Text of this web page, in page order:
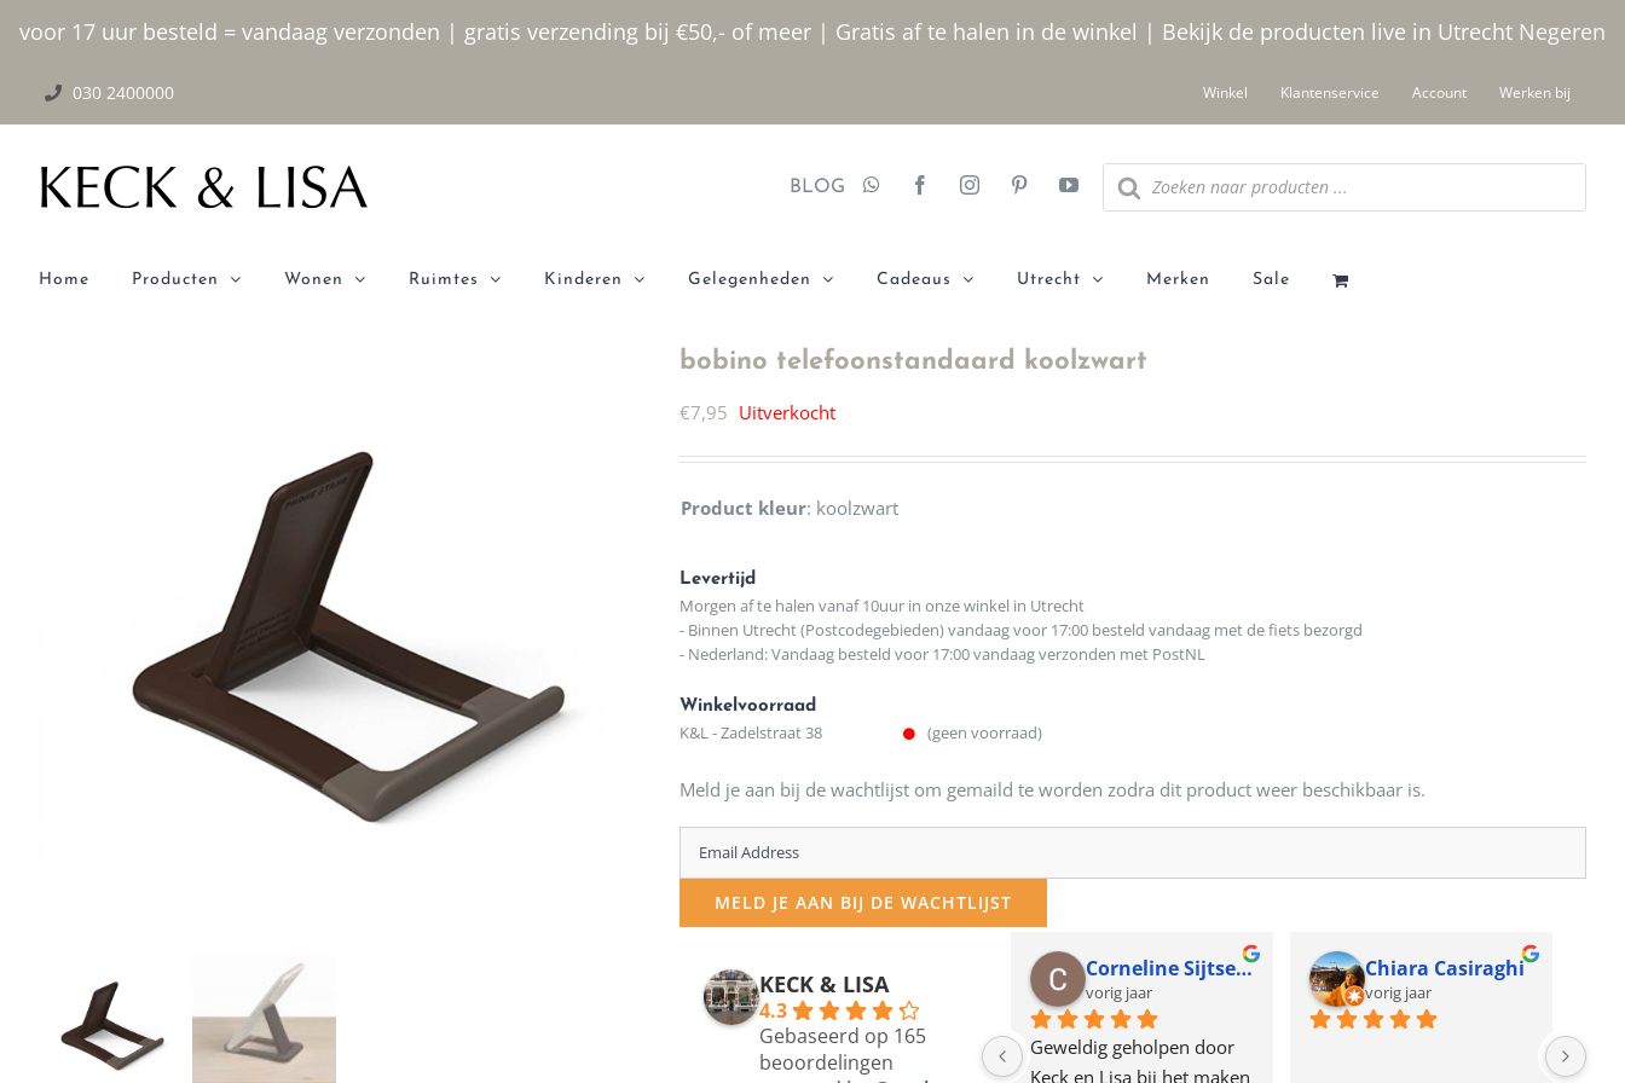
voor 17 uur besteld = vandaag verzonden | gratis verzending bij €50,- of meer | Gratis af te halen in de winkel | Bekijk de producten live in Utrecht Negeren
inhoud
030 2400000 Winkel Klantenservice Account Werken bij
BLOG
Producten
zoeken
Home Producten Wonen Ruimtes Kinderen Gelegenheden Cadeaus Utrecht Merken Sale
bobino telefoonstandaard koolzwart
€7,95 Uitverkocht
Product kleur: koolzwart
Levertijd
Morgen af te halen vanaf 10uur in onze winkel in Utrecht
- Binnen Utrecht (Postcodegebieden) vandaag voor 17:00 besteld vandaag met de fiets bezorgd
- Nederland: Vandaag besteld voor 17:00 vandaag verzonden met PostNL
Winkelvoorraad
K&L - Zadelstraat 38 (geen voorraad)
Meld je aan bij de wachtlijst om gemaild te worden zodra dit product weer beschikbaar is.
Enter
your
email
MELD JE AAN BIJ DE WACHTLIJST
KECK & LISA
4.3
Gebaseerd op 165
beoordelingen
12 maanden geleden
Waarom in hemelsnaam
de woonwinkel op de
Corneline Sijtsema
vorig jaar
Geweldig geholpen door
Keck en Lisa bij het maken
Chiara Casiraghi
vorig jaar